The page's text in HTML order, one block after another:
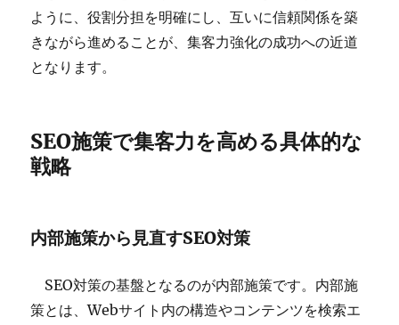
ように、役割分担を明確にし、互いに信頼関係を築
きながら進めることが、集客力強化の成功への近道
となります。
SEO施策で集客力を高める具体的な
戦略
内部施策から見直すSEO対策
SEO対策の基盤となるのが内部施策です。内部施
策とは、Webサイト内の構造やコンテンツを検索エ